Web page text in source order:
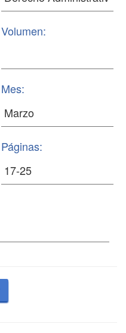
Volumen:
Mes:
Páginas: